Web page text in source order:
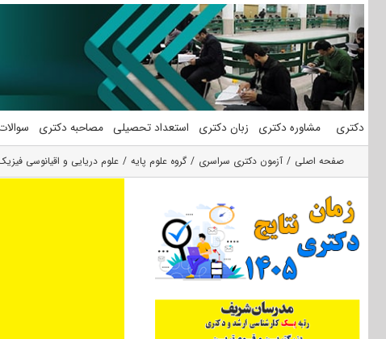
محتوا
دکتری مشاوره دکتری زبان دکتری استعداد تحصیلی مصاحبه دکتری
صفحه اصلی آزمون دکتری سراسری گروه علوم پايه علوم دریایی و اقیانوسی